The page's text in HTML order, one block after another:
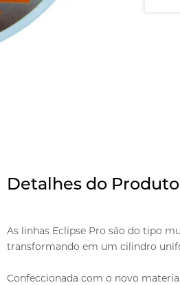
Detalhes do Produto
As linhas Eclipse Pro são do tipo
transformando em um cilindro
Confeccionada com o novo